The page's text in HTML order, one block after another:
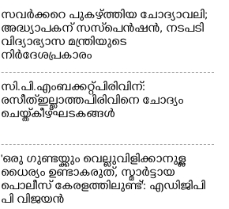
സവർക്കറെ പുകഴ്ത്തിയ ചോദ്യാവലി;
അദ്ധ്യാപകന് സസ്‌പെൻഷൻ, നടപടി
വിദ്യാഭ്യാസ മന്ത്രിയുടെ
നിർദേശപ്രകാരം
സി.പി.എം ബക്കറ്റ് പിരിവിന്:
രസീത് ഇല്ലാത്ത പിരിവിനെ ചോദ്യം
ചെയ്ത് കീഴ്ഘടകങ്ങൾ
'ഒരു ഗുണ്ടയ്ക്കും വെല്ലുവിളിക്കാനുള്ള
ധൈര്യം ഉണ്ടാകരുത്, സ്മാർട്ടായ
പൊലീസ് കേരളത്തിലുണ്ട്': എഡിജിപി
പി വിജയൻ